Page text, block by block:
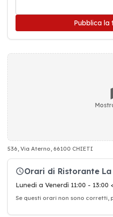
Pubblica la
536, Via Aterno, 66100 CHIETI
Orari di Ristorante
Lunedi a Venerdì 11:00 - 13:00
Se questi orari non sono corretti,